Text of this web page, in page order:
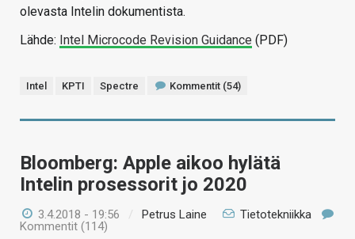
olevasta Intelin dokumentista.
Lähde: Intel Microcode Revision Guidance (PDF)
Intel KPTI Spectre Kommentit (54)
Bloomberg: Apple aikoo hylätä
Intelin prosessorit jo 2020
3.4.2018 - 19:56 / Petrus Laine
Tietotekniikka
Kommentit (114)